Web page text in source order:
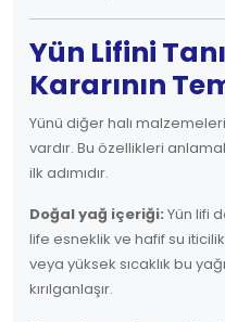
Yün Lifini
Kararının
Yünü diğer halı
vardır. Bu özellikleri
ilk adımıdır.
Doğal yağ içeriği: Yün lifi
life esneklik ve hafif su
veya yüksek sıcaklık bu
kırılganlaşır.